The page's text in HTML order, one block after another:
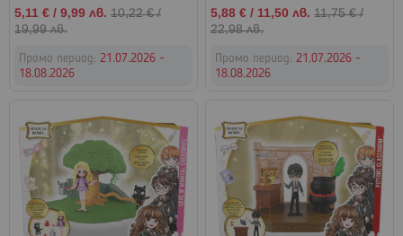
Промо
цена
5,11 € / 9,99 лв. 10,22 €/
19,99 лв.
Промо период: 21.07.2026 -
18.08.2026
Промо
цена
5,88 € / 11,50 лв. 11,75 €/
22,98 лв.
Промо период:21.07.2026 -
18.08.2026